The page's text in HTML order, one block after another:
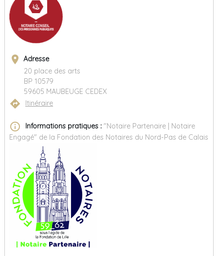
place Adresse
20 place des arts
BP 10579
59605 MAUBEUGE CEDEX
directions Itinéraire
info_outline Informations pratiques : "Notaire Partenaire | Notaire
Engagé" de la Fondation des Notaires du Nord-Pas de Calais